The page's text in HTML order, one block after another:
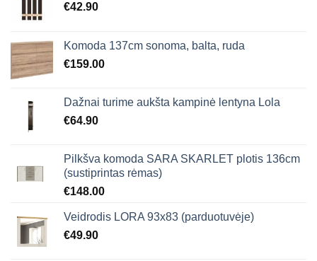
€42.90
Komoda 137cm sonoma, balta, ruda
€159.00
Dažnai turime aukšta kampinė lentyna Lola
€64.90
Pilkšva komoda SARA SKARLET plotis 136cm
(sustiprintas rėmas)
€148.00
Veidrodis LORA 93x83 (parduotuvėje)
€49.90